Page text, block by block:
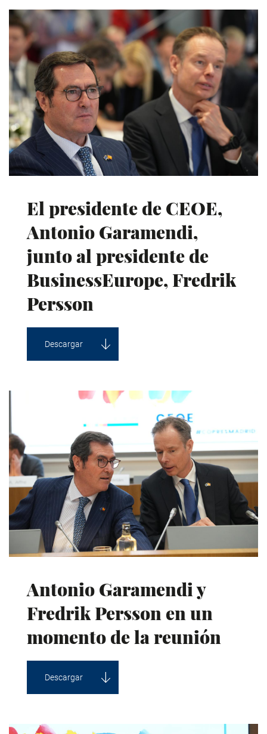
El presidente de CEOE,
Antonio Garamendi,
junto al presidente de
BusinessEurope, Fredrik
Persson
Descargar
Antonio Garamendi y
Fredrik Persson en un
momento de la reunión
Descargar